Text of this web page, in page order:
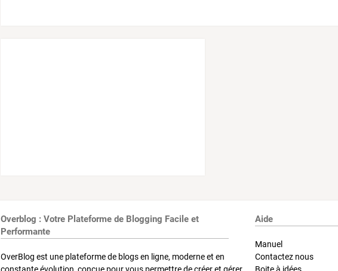
Overblog : Votre Plateforme de Blogging Facile et
Performante
OverBlog est une plateforme de blogs en ligne, moderne et en
Aide
Manuel
Contactez nous